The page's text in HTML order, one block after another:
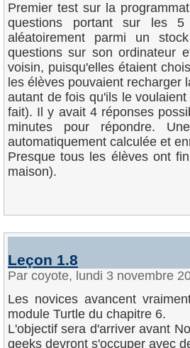
Premier test sur la
questions portant sur les 5
aléatoirement parmi un
questions sur son ordinateur
voisin, puisqu'elles étaient
les élèves pouvaient recharger
autant de fois qu'ils le
fait). Il y avait 4 réponses
minutes pour répondre.
automatiquement calculée et
Presque tous les élèves ont
maison).
Leçon 1.8
Par coyote, lundi 3 novembre
Les novices avancent
module Turtle du chapitre 6.
L'objectif sera d'arriver avant
geeks devront s'occuper avec